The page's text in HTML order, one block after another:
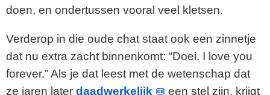
doen, en ondertussen vooral veel kletsen.
Verderop in die oude chat staat ook een zinnetje
dat nu extra zacht binnenkomt: “Doei. I love you
forever.” Als je dat leest met de wetenschap dat
ze jaren later daadwerkelijk een stel zijn, krijgt